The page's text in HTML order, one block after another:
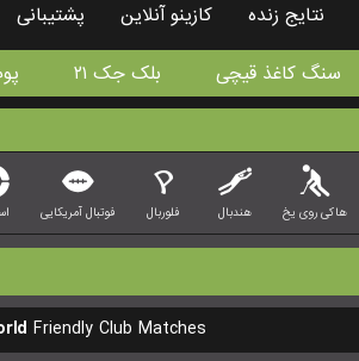
نتایج زنده کازینو آنلاین پشتیبانی
سنگ کاغذ قیچی بلک جک ۲۱
هاکی روی یخ هندبال فلوربال فوتبال آمریکایی
Friendly Club Matches